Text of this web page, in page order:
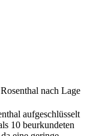
nach Lage
aufgeschlüsselt
10 beurkundeten